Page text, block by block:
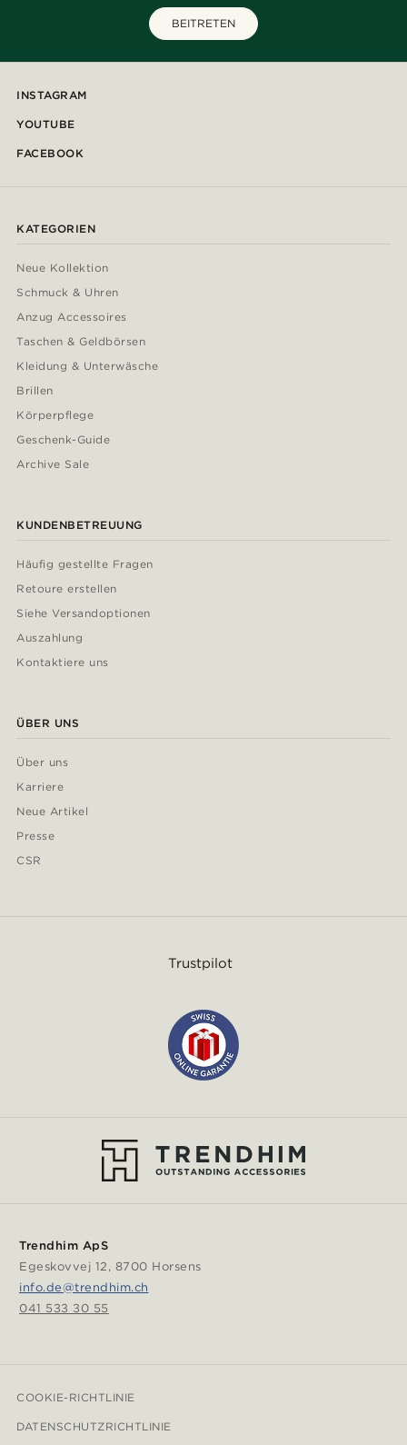
BEITRETEN
INSTAGRAM
YOUTUBE
FACEBOOK
KATEGORIEN
Neue Kollektion
Schmuck & Uhren
Anzug Accessoires
Taschen & Geldbörsen
Kleidung & Unterwäsche
Brillen
Körperpflege
Geschenk-Guide
Archive Sale
KUNDENBETREUUNG
Häufig gestellte Fragen
Retoure erstellen
Siehe Versandoptionen
Auszahlung
Kontaktiere uns
ÜBER UNS
Über uns
Karriere
Neue Artikel
Presse
CSR
Trustpilot
Trendhim ApS
Egeskovvej 12, 8700 Horsens
info.de@trendhim.ch
041 533 30 55
COOKIE-RICHTLINIE
DATENSCHUTZRICHTLINIE